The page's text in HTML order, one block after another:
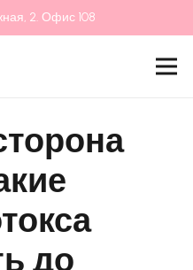
2. Офис 108
до